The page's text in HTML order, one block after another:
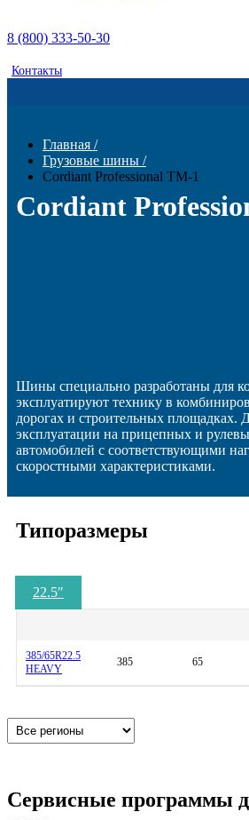
8 (800) 333-50-30
Контакты
Главная /
Грузовые шины /
Cordiant Professional TM-1
Cordiant
Шины специально разработаны для
эксплуатируют технику в
дорогах и строительных площадках.
эксплуатации на прицепных и
автомобилей с соответствующими
скоростными характеристиками.
Типоразмеры
22.5″
385/65R22.5
HEAVY
385 65
Сервисные программы